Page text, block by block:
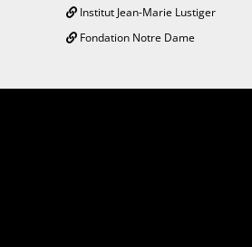
Institut Jean-Marie Lustiger
Fondation Notre Dame